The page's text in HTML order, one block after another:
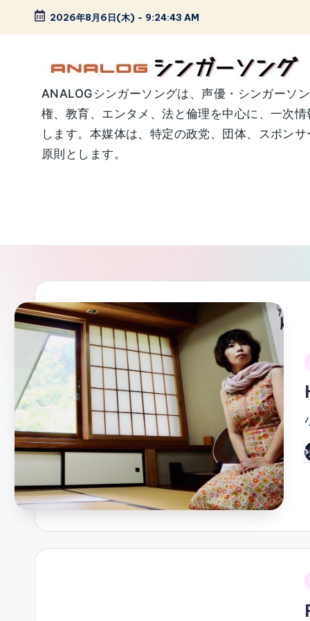
Skip
2026年8月6日(木) - 9:24:44 AM
A
N
A
G
ン
ガ
ー
ソ
ン
グ
ANALOGシンガーソングは、声優・シンガーソ
権、教育、エンタメ、法と倫理を中心に、一次
します。本媒体は、特定の政党、団体、スポン
原則とします。